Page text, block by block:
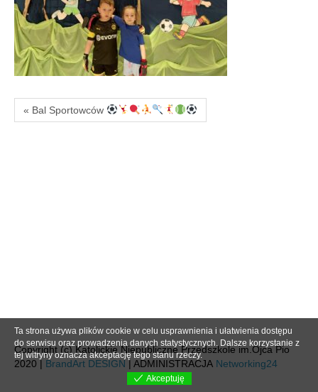
« Bal Sportowców
Copyright (c) Katolickie Niepubliczne Przedszkole im.Ojca Pio
2020 | BrandArt DESIGN | ADMINISTRACJA Networking24
Ta strona używa plików cookie w celu usprawnienia i ułatwienia dostępu
do serwisu oraz prowadzenia danych statystycznych. Dalsze korzystanie z
tej witryny oznacza akceptację tego stanu rzeczy.
Akceptuję